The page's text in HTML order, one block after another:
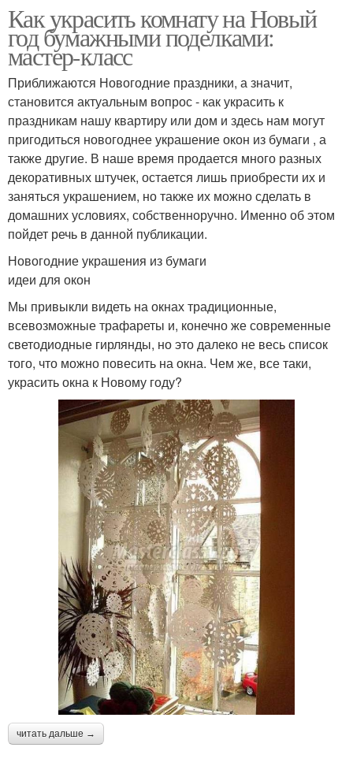
Как украсить комнату на Новый
год бумажными поделками:
мастер-класс
Приближаются Новогодние праздники, а значит,
становится актуальным вопрос - как украсить к
праздникам нашу квартиру или дом и здесь нам могут
пригодиться новогоднее украшение окон из бумаги , а
также другие. В наше время продается много разных
декоративных штучек, остается лишь приобрести их и
заняться украшением, но также их можно сделать в
домашних условиях, собственноручно. Именно об этом
пойдет речь в данной публикации.
Новогодние украшения из бумаги
идеи для окон
Мы привыкли видеть на окнах традиционные,
всевозможные трафареты и, конечно же современные
светодиодные гирлянды, но это далеко не весь список
того, что можно повесить на окна. Чем же, все таки,
украсить окна к Новому году?
читать дальше →